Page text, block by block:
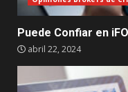
Puede Confiar en
abril 22, 2024